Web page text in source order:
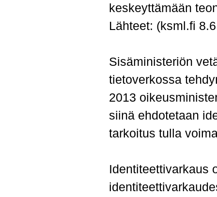
keskeyttämään
Lähteet: (ksml.fi
Sisäministeriön
tietoverkossa
2013
siinä ehdotetaan
tarkoitus tulla
Identiteettivarkaus